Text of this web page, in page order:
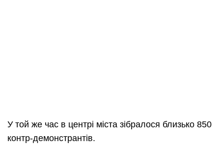
У той же час в центрі міста зібралося близько 850
контр-демонстрантів.